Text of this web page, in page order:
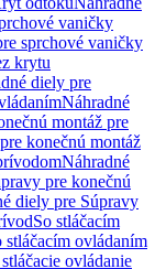
vaničky
sprchové vaničky
krytu
diely pre
Náhradné
montáž pre
konečnú montáž
Náhradné
pre konečnú
diely pre Súpravy
So stláčacím
stláčacím ovládaním
ovládanie